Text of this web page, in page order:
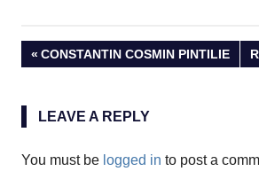
Post
PREVIOUS
CONSTANTIN COSMIN PINTILIE
LEAVE A REPLY
You must be logged in to post a